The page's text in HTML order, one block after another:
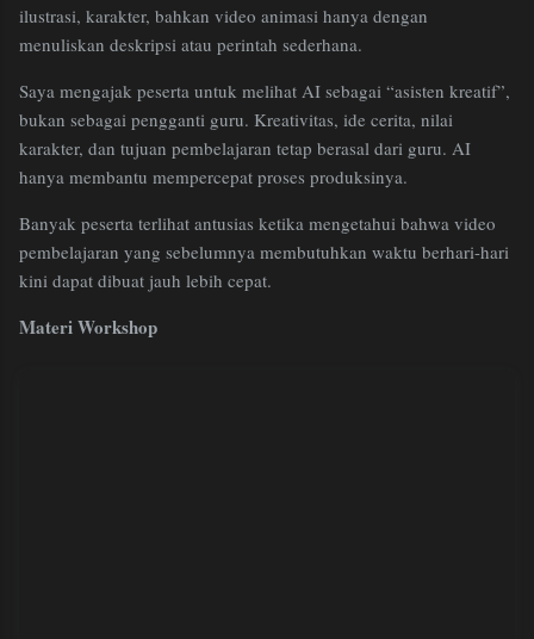
ilustrasi, karakter, bahkan video animasi hanya dengan
menuliskan deskripsi atau perintah sederhana.
Saya mengajak peserta untuk melihat AI sebagai “asisten kreatif”,
bukan sebagai pengganti guru. Kreativitas, ide cerita, nilai
karakter, dan tujuan pembelajaran tetap berasal dari guru. AI
hanya membantu mempercepat proses produksinya.
Banyak peserta terlihat antusias ketika mengetahui bahwa video
pembelajaran yang sebelumnya membutuhkan waktu berhari-hari
kini dapat dibuat jauh lebih cepat.
Materi Workshop